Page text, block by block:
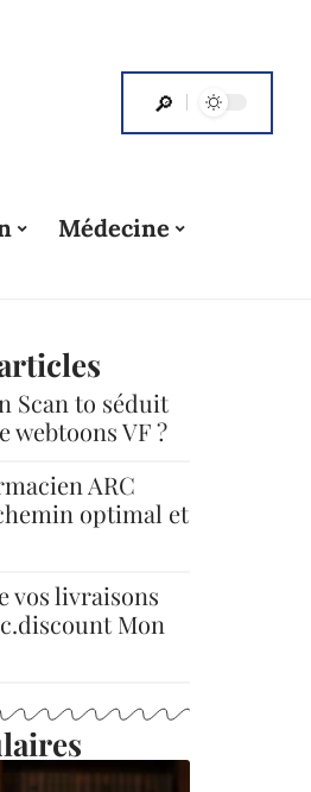
Médecine
Scan to séduit
webtoons VF ?
ARC
optimal et
vos livraisons
Mon